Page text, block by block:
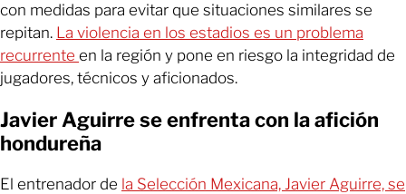
con medidas para evitar que situaciones similares se
repitan. La violencia en los estadios es un problema
recurrente en la región y pone en riesgo la integridad de
jugadores, técnicos y aficionados.
Javier Aguirre se enfrenta con la afición
hondureña
El entrenador de la Selección Mexicana, Javier Aguirre, se